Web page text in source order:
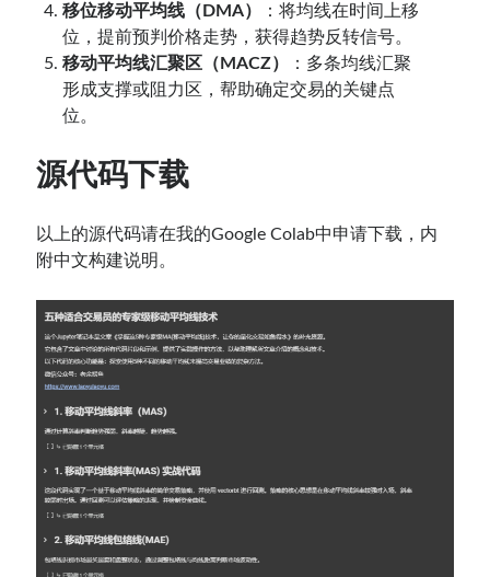
移位移动平均线（DMA）
：将均线在时间上移
位，提前预判价格走势，获得趋势反转信号。
移动平均线汇聚区（MACZ）
：多条均线汇聚
形成支撑或阻力区，帮助确定交易的关键点
位。
源代码下载
以上的源代码请在我的Google Colab中申请下载，内
附中文构建说明。